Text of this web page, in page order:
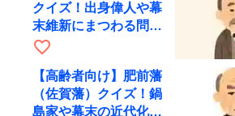
クイズ！出身偉人や幕
末維新にまつわる問題
を出題
favorite_border
【高齢者向け】肥前藩
（佐賀藩）クイズ！鍋
島家や幕末の近代化に